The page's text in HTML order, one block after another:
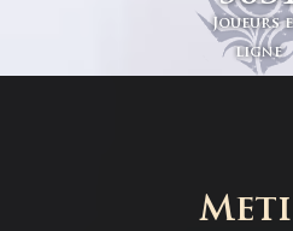
Joueurs
ligne